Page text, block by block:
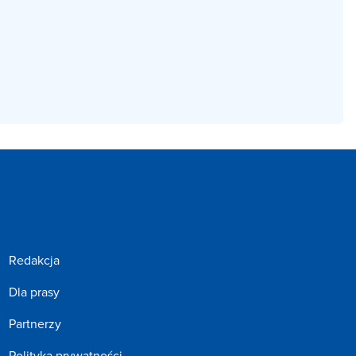
Redakcja
Dla prasy
Partnerzy